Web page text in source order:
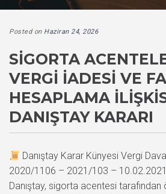
Posted on Haziran 24, 2026
SIGORTA
VERGI İADESI VE
HESAPLAMA
DANIŞTAY KARARI
Danıştay Karar Künyesi Vergi
2020/1106 – 2021/103 – 10.02.2021
Danıştay, sigorta acentesi